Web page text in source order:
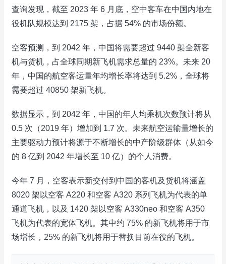
查询发现，截至 2023 年 6 月底，空中客车在中国内地在
役机队规模达到 2175 架，占据 54% 的市场份额。
空客预测，到 2042 年，中国将需要超过 9440 架全新客
机与货机，占全球同期新飞机需求总量的 23%。未来 20
年，中国的航空客运量年均增长率将达到 5.2%，全球将
需要超过 40850 架新飞机。
数据显示，到 2042 年，中国的年人均乘机次数预计将从
0.5 次（2019 年）增加到 1.7 次。未来航空运输量增长的
主要驱动力预计将源于不断增长的中产阶级群体（从如今
的 8 亿到 2042 年增长至 10 亿）的个人消费。
今年 7 月，空客表示新交付到中国的客机及货机将涵盖
8020 架以空客 A220 和空客 A320 系列飞机为代表的单
通道飞机，以及 1420 架以空客 A330neo 和空客 A350
飞机为代表的宽体飞机。其中约 75% 的新飞机将用于市
场增长，25% 的新飞机将用于替换目前在役的飞机。